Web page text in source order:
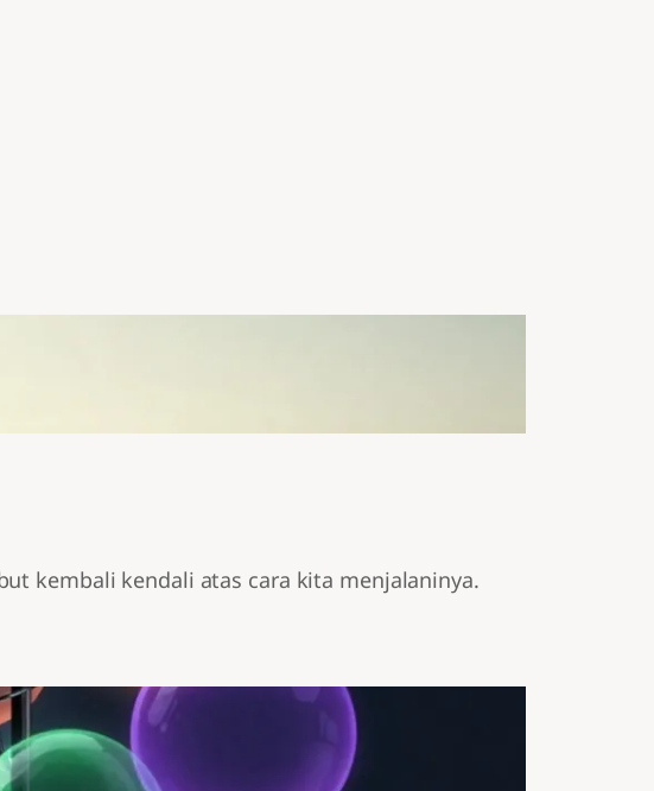
kembali kendali atas cara kita menjalaninya.